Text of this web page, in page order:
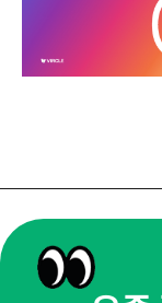
매주 화요일 아침,
마케팅 감각을